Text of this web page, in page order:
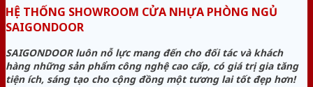
HỆ THỐNG SHOWROOM CỬA NHỰA PHÒNG NGỦ
SAIGONDOOR
SAIGONDOOR luôn nỗ lực mang đến cho đối tác và khách
hàng những sản phẩm công nghệ cao cấp, có giá trị gia tăng
tiện ích, sáng tạo cho cộng đồng một tương lai tốt đẹp hơn!